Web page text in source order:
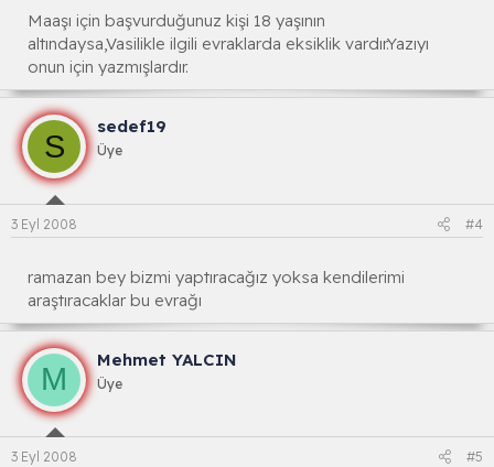
Maaşı için başvurduğunuz kişi 18 yaşının
altındaysa,Vasilikle ilgili evraklarda eksiklik vardır.Yazıyı
onun için yazmışlardır.
S
sedef19
Üye
3 Eyl 2008 #4
ramazan bey bizmi yaptıracağız yoksa kendilerimi
araştıracaklar bu evrağı
M
Mehmet YALCIN
Üye
3 Eyl 2008 #5